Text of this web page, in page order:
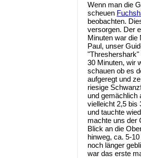
Wenn man die
scheuen
beobachten.
versorgen. Der
Minuten war die
Paul, unser
30 Minuten, wir
schauen ob es
aufgeregt und
riesige
und gemächlich
vielleicht 2,5 bis
und tauchte
machte uns der
Blick an die
hinweg, ca. 5-
noch länger
war das erste